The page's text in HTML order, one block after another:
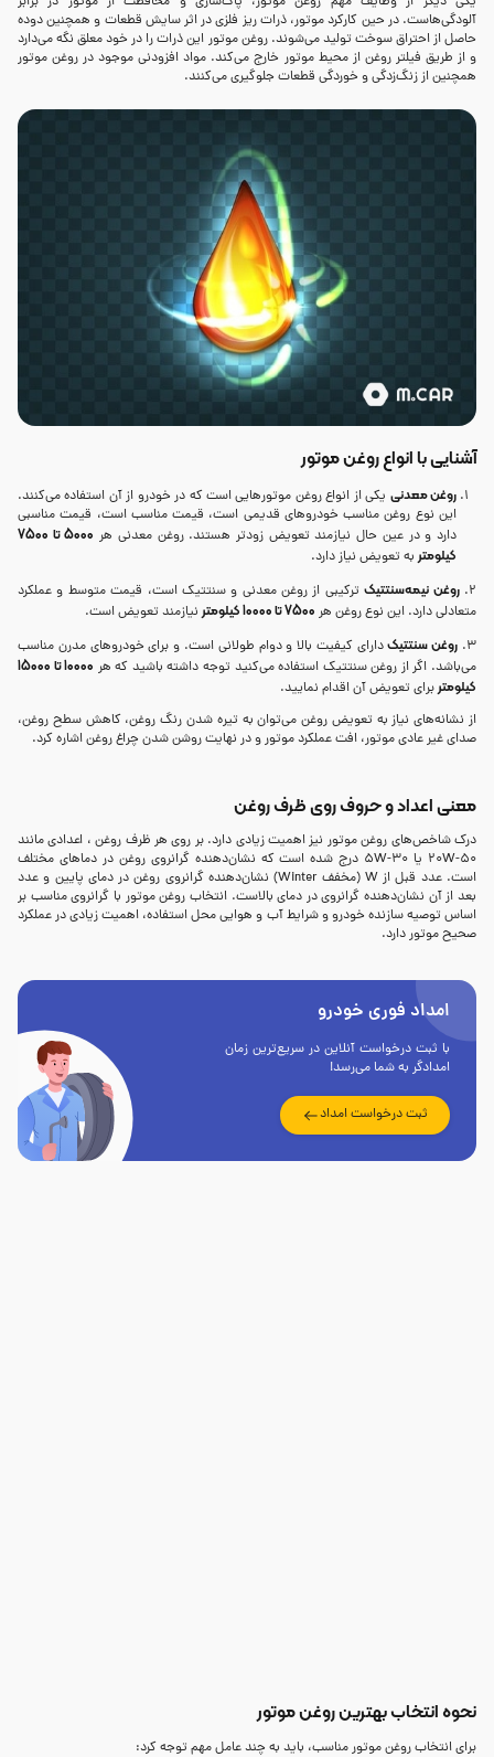
آلودگی‌هاست. در حین کارکرد موتور، ذرات ریز فلزی در اثر سایش قطعات و همچنین دوده
حاصل از احتراق سوخت تولید می‌شوند. روغن موتور این ذرات را در خود معلق نگه می‌دارد
و از طریق فیلتر روغن از محیط موتور خارج می‌کند. مواد افزودنی موجود در روغن موتور
همچنین از زنگ‌زدگی و خوردگی قطعات جلوگیری می‌کنند.
آشنایی با انواع روغن موتور
روغن معدنی یکی از انواع روغن موتورهایی است که در خودرو از آن استفاده می‌کنند.
این نوع روغن مناسب خودروهای قدیمی است، قیمت مناسب است، قیمت مناسبی
دارد و در عین حال نیازمند تعویض زودتر هستند. روغن معدنی هر
5000 تا 7500
کیلومتر به تعویض نیاز دارد.
2. روغن نیمه‌سنتتیکترکیبی از روغن معدنی و سنتتیک است، قیمت متوسط و عملکرد
متعادلی دارد. این نوع روغن هر 7500 تا 10000 کیلومتر
نیازمند تعویض است.
3. روغن سنتتیکدارای کیفیت بالا و دوام طولانی است. و برای خودروهای مدرن مناسب
می‌باشد. اگر از روغن سنتتیک استفاده می‌کنید توجه داشته باشید که هر
10000 تا 15000
کیلومتر برای تعویض آن اقدام نمایید.
از نشانه‌های نیاز به تعویض روغن می‌توان به تیره شدن رنگ روغن، کاهش سطح روغن،
صدای غیر عادی موتور، افت عملکرد موتور و در نهایت روشن شدن چراغ روغن اشاره کرد.
معنی اعداد و حروف روی ظرف روغن
درک شاخص‌های روغن موتور نیز اهمیت زیادی دارد. بر روی هر ظرف روغن ، اعدادی مانند
20W-50 یا 5W-30 درج شده است که نشان‌دهنده گرانروی روغن در دماهای مختلف
است. عدد قبل از W (مخفف Winter) نشان‌دهنده گرانروی روغن در دمای پایین و عدد
بعد از آن نشان‌دهنده گرانروی در دمای بالاست. انتخاب روغن موتور با گرانروی مناسب بر
اساس توصیه سازنده خودرو و شرایط آب و هوایی محل استفاده، اهمیت زیادی در عملکرد
صحیح موتور دارد.
امداد فوری خودرو
با ثبت درخواست آنلاین در سریع‌ترین زمان
امدادگر به شما می‌رسد!
ثبت درخواست امداد
نحوه انتخاب بهترین روغن موتور
برای انتخاب روغن موتور مناسب، باید به چند عامل مهم توجه کرد: